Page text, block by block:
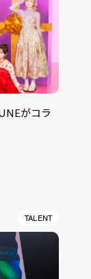
がコラ
TALENT